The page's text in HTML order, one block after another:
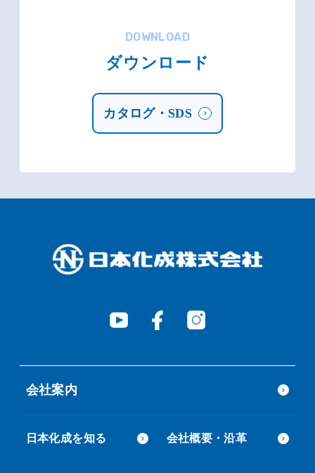
DOWNLOAD
ダウンロード
カタログ・SDS
会社案内
日本化成を知る 会社概要・沿革